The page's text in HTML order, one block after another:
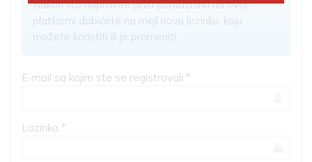
Nakon što napravite prvu porudžbinu na ovoj
platformi dobićete na mejl novu lozinku, koju
možete koristiti ili je promeniti.
E-mail sa kojim ste se registrovali *
Lozinka *